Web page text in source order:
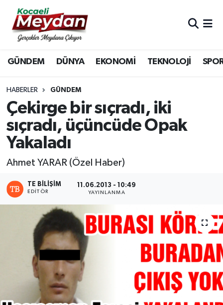
GÜNDEM DÜNYA EKONOMİ TEKNOLOJİ
HABERLER GÜNDEM
Çekirge bir sıçradı, iki
sıçradı, üçüncüde Opak
Yakaladı
Ahmet YARAR (Özel Haber)
TE BILIŞIM
EDITÖR
11.06.2013 - 10:49
YAYINLANMA
Nöbetçi Eczaneler
Hava Durumu
Trafik Durumu
Süper Lig Puan Durumu ve Fikstür
Tüm Manşetler
Son Dakika Haberleri
Haber Arşivi